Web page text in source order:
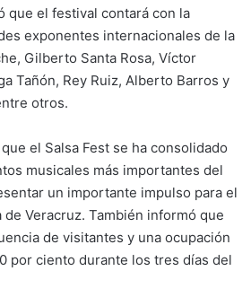
que el festival contará con la
exponentes internacionales de la
Gilberto Santa Rosa, Víctor
Tañón, Rey Ruiz, Alberto Barros y
otros.
el Salsa Fest se ha consolidado
musicales más importantes del
un importante impulso para el
Veracruz. También informó que
de visitantes y una ocupación
por ciento durante los tres días del